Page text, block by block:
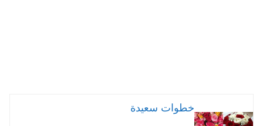
خطوات سعيدة